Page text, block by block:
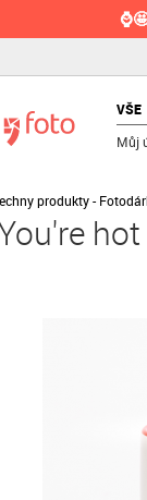
VŠE
Můj
produkty -
hot